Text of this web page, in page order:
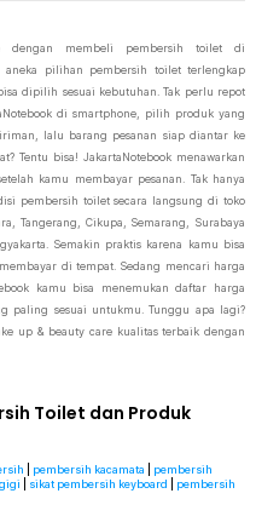
membeli pembersih toilet di
aneka pilihan pembersih toilet terlengkap
dipilih sesuai kebutuhan. Tak perlu repot
di smartphone, pilih produk yang
lalu barang pesanan siap diantar ke
Tentu bisa! JakartaNotebook menawarkan
kamu membayar pesanan. Tak hanya
pembersih toilet secara langsung di toko
Tangerang, Cikupa, Semarang, Surabaya
Semakin praktis karena kamu bisa
di tempat. Sedang mencari harga
kamu bisa menemukan daftar harga
paling sesuai untukmu. Tunggu apa lagi?
up & beauty care kualitas terbaik dengan
Toilet dan Produk
pembersih kacamata
pembersih
sikat pembersih keyboard
pembersih